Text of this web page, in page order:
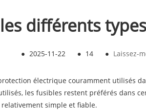
différents
● 2025-11-22 ● 14 ● Laissez-
électrique couramment utilisés
les fusibles restent préférés dans
simple et fiable.